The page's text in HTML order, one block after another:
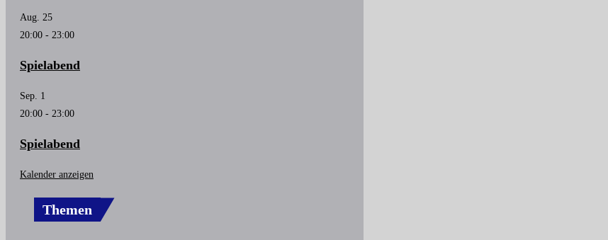
Aug. 25
20:00 - 23:00
Spielabend
Sep. 1
20:00 - 23:00
Spielabend
Kalender anzeigen
Themen